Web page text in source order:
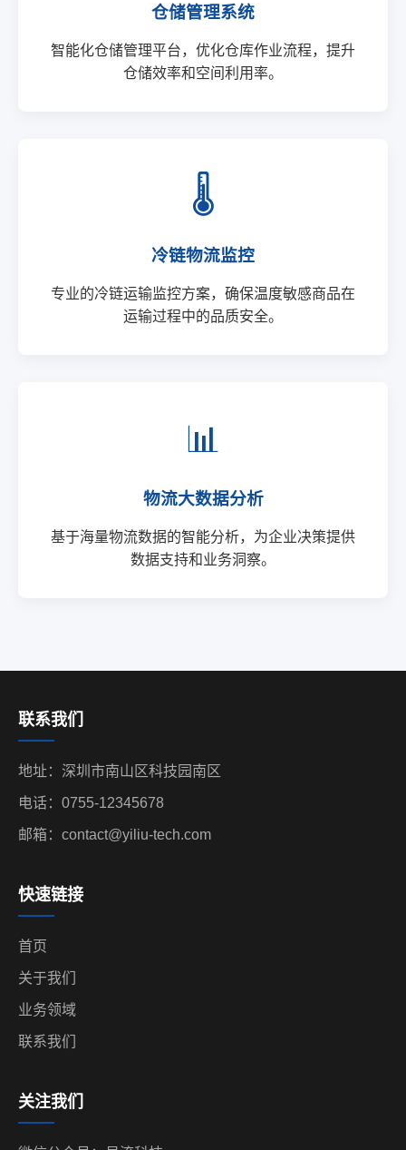
仓储管理系统
智能化仓储管理平台，优化仓库作业流程，提升
仓储效率和空间利用率。
🌡️
冷链物流监控
专业的冷链运输监控方案，确保温度敏感商品在
运输过程中的品质安全。
📊
物流大数据分析
基于海量物流数据的智能分析，为企业决策提供
数据支持和业务洞察。
联系我们
地址：深圳市南山区科技园南区
电话：0755-12345678
邮箱：contact@yiliu-tech.com
快速链接
首页
关于我们
业务领域
联系我们
关注我们